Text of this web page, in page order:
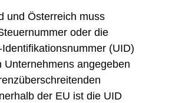
und Österreich muss
oder die
(UID)
Unternehmens angegeben
der EU ist die UID